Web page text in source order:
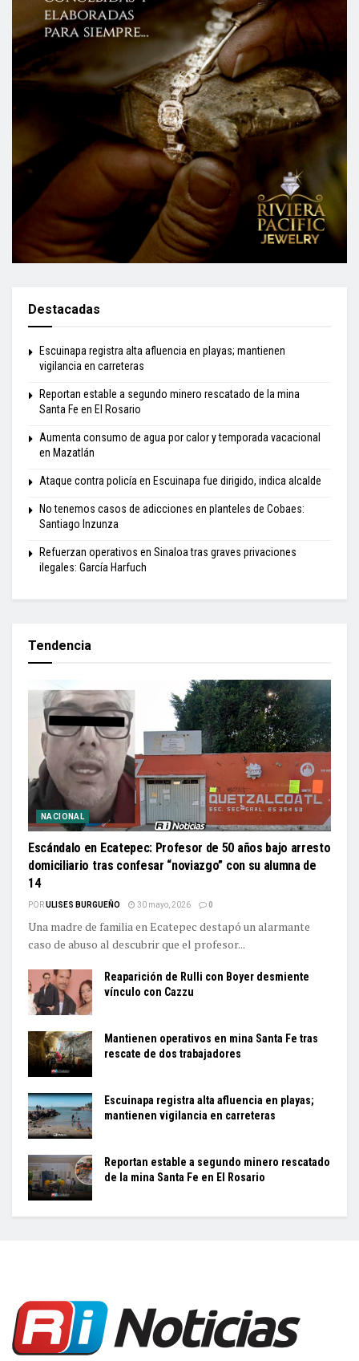
Destacadas
Escuinapa registra alta afluencia en playas; mantienen
vigilancia en carreteras
Reportan estable a segundo minero rescatado de la mina
Santa Fe en El Rosario
Aumenta consumo de agua por calor y temporada vacacional
en Mazatlán
Ataque contra policía en Escuinapa fue dirigido, indica alcalde
No tenemos casos de adicciones en planteles de Cobaes:
Santiago Inzunza
Refuerzan operativos en Sinaloa tras graves privaciones
ilegales: García Harfuch
Tendencia
NACIONAL
Escándalo en Ecatepec: Profesor de 50 años bajo arresto
domiciliario tras confesar “noviazgo” con su alumna de
14
PORULISES BURGUEÑO 30 mayo, 2026 0
Una madre de familia en Ecatepec destapó un alarmante
caso de abuso al descubrir que el profesor...
Reaparición de Rulli con Boyer desmiente
vínculo con Cazzu
Mantienen operativos en mina Santa Fe tras
rescate de dos trabajadores
Escuinapa registra alta afluencia en playas;
mantienen vigilancia en carreteras
Reportan estable a segundo minero rescatado
de la mina Santa Fe en El Rosario